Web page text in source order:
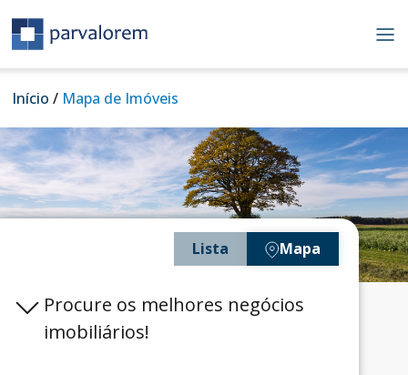
para
conteúdo
principal
Lista Mapa
Navegação
estrutural
Início Mapa de Imóveis
Procure os melhores negócios
imobiliários!